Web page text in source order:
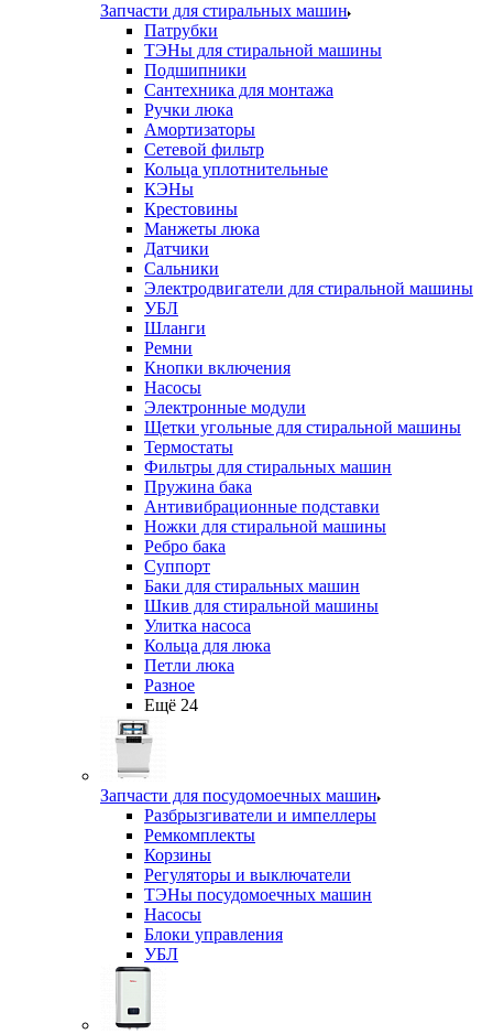
Запчасти для стиральных машин
Патрубки
ТЭНы для стиральной машины
Подшипники
Сантехника для монтажа
Ручки люка
Амортизаторы
Сетевой фильтр
Кольца уплотнительные
КЭНы
Крестовины
Манжеты люка
Датчики
Сальники
Электродвигатели для стиральной машины
УБЛ
Шланги
Ремни
Кнопки включения
Насосы
Электронные модули
Щетки угольные для стиральной машины
Термостаты
Фильтры для стиральных машин
Пружина бака
Антивибрационные подставки
Ножки для стиральной машины
Ребро бака
Суппорт
Баки для стиральных машин
Шкив для стиральной машины
Улитка насоса
Кольца для люка
Петли люка
Разное
Ещё 24
Запчасти для посудомоечных машин
Разбрызгиватели и импеллеры
Ремкомплекты
Корзины
Регуляторы и выключатели
ТЭНы посудомоечных машин
Насосы
Блоки управления
УБЛ